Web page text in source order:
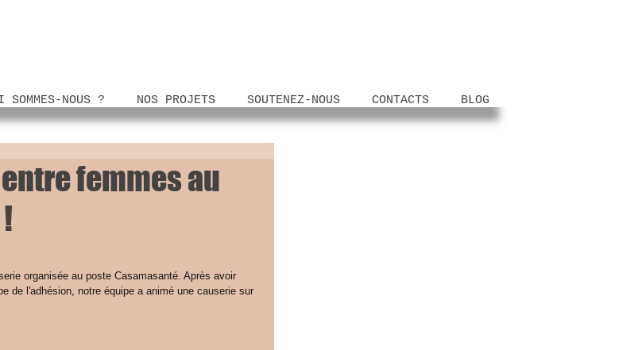
SOMMES-NOUS ? NOS PROJETS SOUTENEZ-NOUS CONTACTS BLOG
femmes au
organisée au poste Casamasanté. Après avoir
de l'adhésion, notre équipe a animé une causerie sur